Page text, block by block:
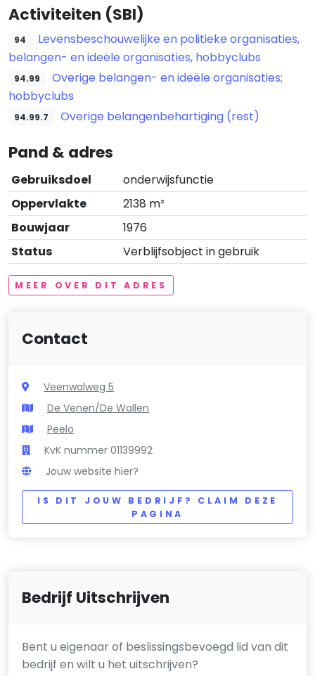
Activiteiten (SBI)
94
Levensbeschouwelijke en politieke organisaties,
belangen- en ideële organisaties, hobbyclubs
94.99
Overige belangen- en ideële organisaties;
hobbyclubs
94.99.7 Overige belangenbehartiging (rest)
Pand & adres
Gebruiksdoel
onderwijsfunctie
Oppervlakte
2138 m²
Bouwjaar
1976
Status
Verblijfsobject in gebruik
MEER OVER DIT ADRES
Contact
Veenwalweg 5
De Venen/De Wallen
Peelo
KvK nummer 01139992
Jouw website hier?
IS DIT JOUW BEDRIJF? CLAIM DEZE
PAGINA
Bedrijf Uitschrijven
Bent u eigenaar of beslissingsbevoegd lid van dit
bedrijf en wilt u het uitschrijven?